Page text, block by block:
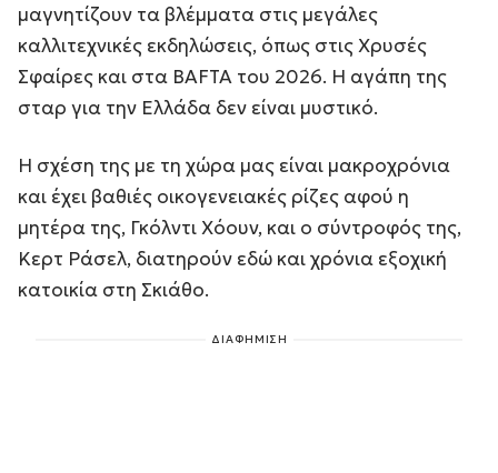
μαγνητίζουν τα βλέμματα στις μεγάλες
καλλιτεχνικές εκδηλώσεις, όπως στις Χρυσές
Σφαίρες και στα BAFTA του 2026. Η αγάπη της
σταρ για την Ελλάδα δεν είναι μυστικό.
Η σχέση της με τη χώρα μας είναι μακροχρόνια
και έχει βαθιές οικογενειακές ρίζες αφού η
μητέρα της, Γκόλντι Χόουν, και ο σύντροφός της,
Κερτ Ράσελ, διατηρούν εδώ και χρόνια εξοχική
κατοικία στη Σκιάθο.
ΔΙΑΦΗΜΙΣΗ